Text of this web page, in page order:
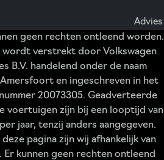
geen rechten ontleend worden.
wordt verstrekt door Volkswagen
B.V. handelend onder de naam
en ingeschreven in het
20073305. Geadverteerde
voertuigen zijn bij een looptijd van
jaar, tenzij anders aangegeven.
pagina zijn wij afhankelijk van
Er kunnen geen rechten ontleend